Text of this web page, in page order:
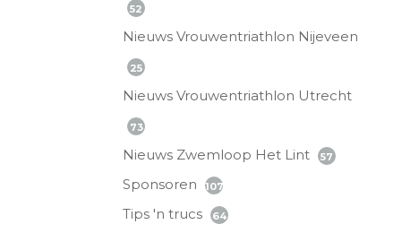
52
Nieuws Vrouwentriathlon Nijeveen
25
Nieuws Vrouwentriathlon Utrecht
73
Nieuws Zwemloop Het Lint 57
Sponsoren 107
Tips 'n trucs 64